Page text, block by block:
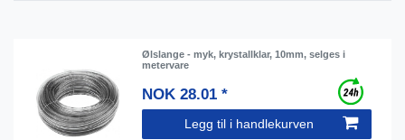
Ølslange - myk, krystallklar, 10mm, selges i
metervare
NOK 28.01 *
Legg til i handlekurven